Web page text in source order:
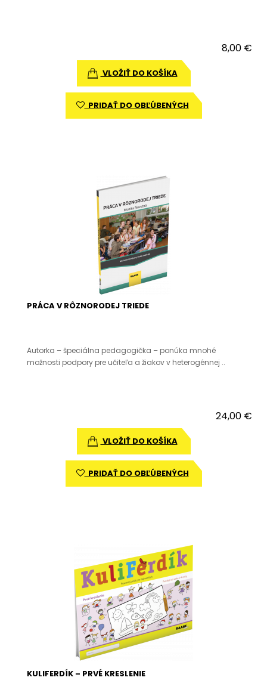
8,00 €
VLOŽIŤ DO KOŠÍKA
PRIDAŤ DO OBĽÚBENÝCH
PRÁCA V RÔZNORODEJ TRIEDE
Autorka – špeciálna pedagogička – ponúka mnohé
možnosti podpory pre učiteľa a žiakov v heterogénnej ..
24,00 €
VLOŽIŤ DO KOŠÍKA
PRIDAŤ DO OBĽÚBENÝCH
KULIFERDÍK – PRVÉ KRESLENIE